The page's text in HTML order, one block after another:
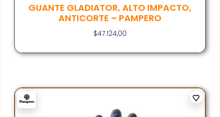
GUANTE GLADIATOR, ALTO IMPACTO,
ANTICORTE – PAMPERO
$47.124,00